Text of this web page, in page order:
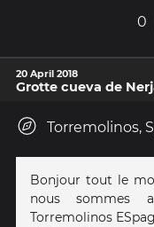
0
20 April 2018
Grotte cueva de
Torremolinos,
Bonjour tout le
nous sommes
Torremolinos